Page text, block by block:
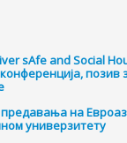
sAfe and Social
позив
предавања на
универзитету